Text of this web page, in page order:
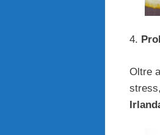
4.
Oltre